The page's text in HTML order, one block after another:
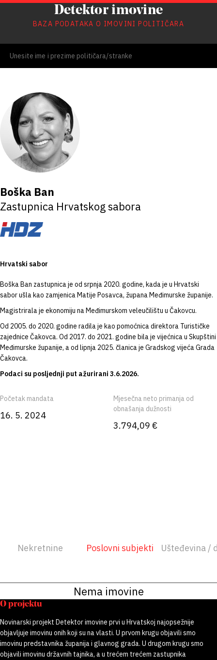
Detektor imovine
BAZA PODATAKA O IMOVINI POLITIČARA
Boška Ban
Zastupnica Hrvatskog sabora
Hrvatski sabor
Boška Ban zastupnica je od srpnja 2020. godine, kada je u Hrvatski
sabor ušla kao zamjenica Matije Posavca, župana Međimurske županije.
Magistrirala je ekonomiju na Međimurskom veleučilištu u Čakovcu.
Od 2005. do 2020. godine radila je kao pomoćnica direktora Turističke
zajednice Čakovca. Od 2017. do 2021. godine bila je vijećnica u Skupštini
Međimurske županije, a od lipnja 2025. članica je Gradskog vijeća Grada
Čakovca.
Podaci su posljednji put ažurirani 3.6.2026.
Početak mandata
16. 5. 2024
Mjesečna neto primanja od
obnašanja dužnosti
3.794,09 €
Nekretnine Poslovni subjekti Ušteđevina /
Nema imovine
O projektu
Novinarski projekt Detektor imovine prvi u Hrvatskoj najopsežnije
objavljuje imovinu onih koji su na vlasti. U prvom krugu objavili smo
imovinu predstavnika županija i glavnog grada. U drugom krugu smo
objavili imovinu državnih tajnika, a u trećem trećem zastupnika